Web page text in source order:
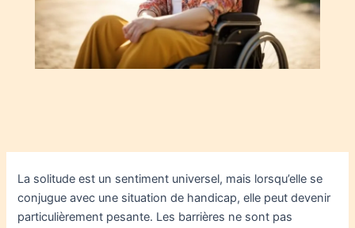
La solitude est un sentiment universel, mais lorsqu’elle se
conjugue avec une situation de handicap, elle peut devenir
particulièrement pesante. Les barrières ne sont pas